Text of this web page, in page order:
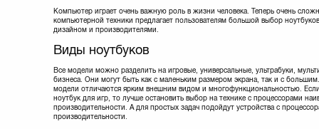
Компьютер играет очень важную роль в жизни человека. Теперь очень
компьютерной техники предлагает пользователям большой выбор
дизайном и производителями.
Виды ноутбуков
Все модели можно разделить на игровые, универсальные, ультрабуки,
бизнеса. Они могут быть как с маленьким размером экрана, так и с
модели отличаются ярким внешним видом и многофункциональностью.
ноутбук для игр, то лучше остановить выбор на технике с процессорами
производительности. А для простых задач подойдут устройства с
производительности.